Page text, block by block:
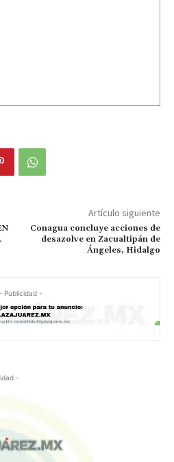
Artículo siguiente
Conagua concluye acciones de
desazolve en Zacualtipán de
Ángeles, Hidalgo
Publicidad -
-